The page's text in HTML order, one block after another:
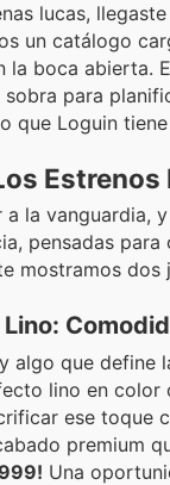
lucas,
un catálogo
la boca abierta.
para
que Loguin
la vanguardia,
pensadas
mostramos
algo que
lino en color
ese toque
premium
Una